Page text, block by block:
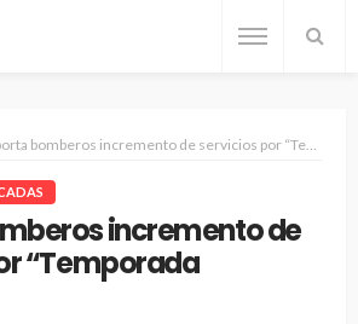
bomberos incremento de servicios por “Temporada calurosa”
incremento de
“Temporada